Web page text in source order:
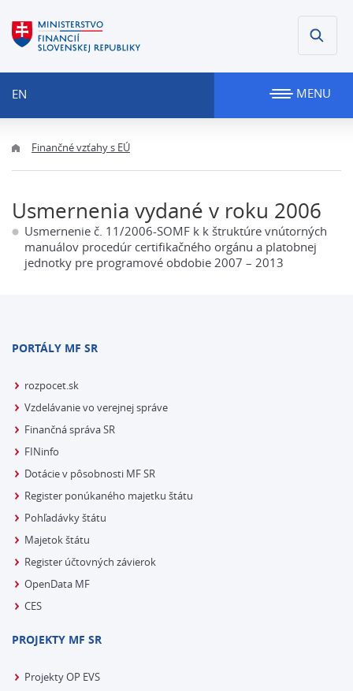
EN MENU
Finančné vzťahy s EÚ
Usmernenia vydané v roku 2006
Usmernenie č. 11/2006-SOMF k k štruktúre vnútorných
manuálov procedúr certifikačného orgánu a platobnej
jednotky pre programové obdobie 2007 – 2013
PORTÁLY MF SR
rozpocet.sk
Vzdelávanie vo verejnej správe
Finančná správa SR
FINinfo
Dotácie v pôsobnosti MF SR
Register ponúkaného majetku štátu
Pohľadávky štátu
Majetok štátu
Register účtovných závierok
OpenData MF
CES
PROJEKTY MF SR
Projekty OP EVS